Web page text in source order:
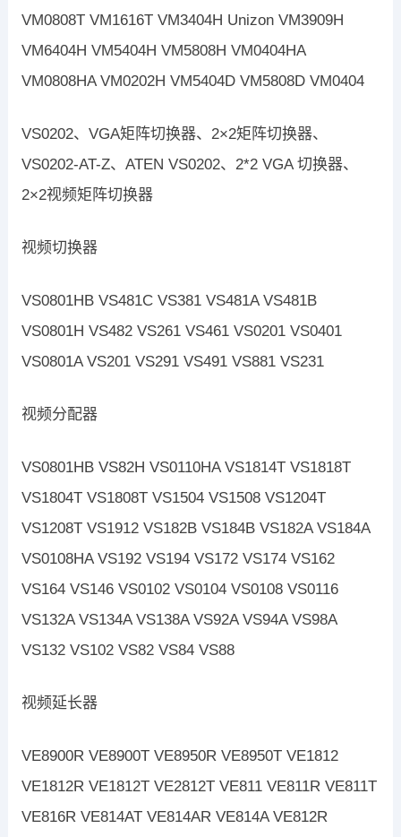
VM0808T VM1616T VM3404H Unizon VM3909H
VM6404H VM5404H VM5808H VM0404HA
VM0808HA VM0202H VM5404D VM5808D VM0404
VS0202、VGA矩阵切换器、2×2矩阵切换器、
VS0202-AT-Z、ATEN VS0202、2*2 VGA 切换器、
2×2视频矩阵切换器
视频切换器
VS0801HB VS481C VS381 VS481A VS481B
VS0801H VS482 VS261 VS461 VS0201 VS0401
VS0801A VS201 VS291 VS491 VS881 VS231
视频分配器
VS0801HB VS82H VS0110HA VS1814T VS1818T
VS1804T VS1808T VS1504 VS1508 VS1204T
VS1208T VS1912 VS182B VS184B VS182A VS184A
VS0108HA VS192 VS194 VS172 VS174 VS162
VS164 VS146 VS0102 VS0104 VS0108 VS0116
VS132A VS134A VS138A VS92A VS94A VS98A
VS132 VS102 VS82 VS84 VS88
视频延长器
VE8900R VE8900T VE8950R VE8950T VE1812
VE1812R VE1812T VE2812T VE811 VE811R VE811T
VE816R VE814AT VE814AR VE814A VE812R